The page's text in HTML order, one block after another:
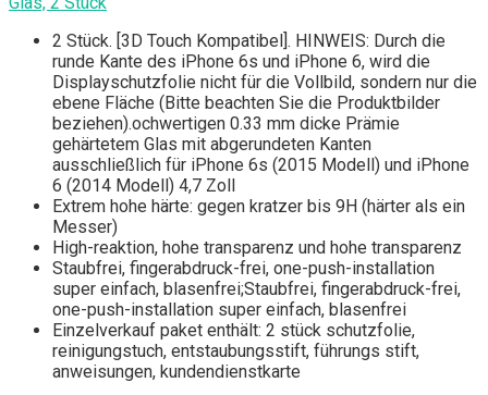
2 Stück. [3D Touch Kompatibel]. HINWEIS: Durch die
runde Kante des iPhone 6s und iPhone 6, wird die
Displayschutzfolie nicht für die Vollbild, sondern nur die
ebene Fläche (Bitte beachten Sie die Produktbilder
beziehen).ochwertigen 0.33 mm dicke Prämie
gehärtetem Glas mit abgerundeten Kanten
ausschließlich für iPhone 6s (2015 Modell) und iPhone
6 (2014 Modell) 4,7 Zoll
Extrem hohe härte: gegen kratzer bis 9H (härter als ein
Messer)
High-reaktion, hohe transparenz und hohe transparenz
Staubfrei, fingerabdruck-frei, one-push-installation
super einfach, blasenfrei;Staubfrei, fingerabdruck-frei,
one-push-installation super einfach, blasenfrei
Einzelverkauf paket enthält: 2 stück schutzfolie,
reinigungstuch, entstaubungsstift, führungs stift,
anweisungen, kundendienstkarte